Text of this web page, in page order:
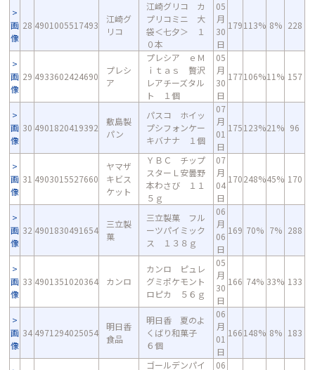
画
像
28 4901005517493
江崎グ
リコ
江崎グリコ カ
プリコミニ 大
袋＜七夕＞ １
０本
05
月
30
日
179113% 8% 228
画
像
29 4933602424690
プレシ
ア
プレシア ｅＭ
ｉｔａｓ 贅沢
レアチーズタル
ト １個
05
月
30
日
177106%11% 157
画
像
30 4901820419392
敷島製
パン
パスコ ホイッ
プシフォンケー
キバナナ １個
07
月
01
日
175123%21% 96
画
像
31 4903015527660
ヤマザ
キビス
ケット
ＹＢＣ チップ
スターＬ安曇野
本わさび １１
５ｇ
07
月
04
日
170248%45% 170
画
像
32 4901830491654
三立製
菓
三立製菓 フル
ーツパイミック
ス １３８ｇ
06
月
06
日
169 70% 7% 288
画
像
33 4901351020364 カンロ
カンロ ピュレ
グミポケモント
ロピカ ５６ｇ
05
月
30
日
166 74% 33% 133
画
像
34 4971294025054
明日香
食品
明日香 夏のよ
くばり和菓子
６個
06
月
01
日
166148% 8% 183
ゴールデンパイ
06